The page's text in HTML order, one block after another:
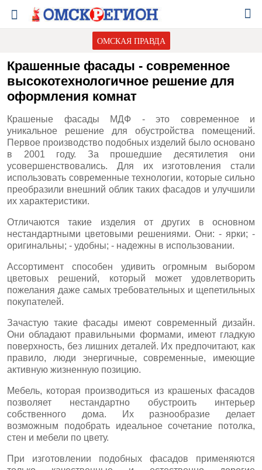
ОМСКАЯ ПРАВДА
Крашенные фасады - современное
высокотехнологичное решение для
оформления комнат
Крашеные фасады МДФ - это современное и
уникальное решение для обустройства помещений.
Первое производство подобных изделий было основано
в 2001 году. За прошедшие десятилетия они
усовершенствовались. Для их изготовления стали
использовать современные технологии, которые сильно
преобразили внешний облик таких фасадов и улучшили
их характеристики.
Отличаются такие изделия от других в основном
нестандартными цветовыми решениями. Они: - ярки; -
оригинальны; - удобны; - надежны в использовании.
Ассортимент способен удивить огромным выбором
цветовых решений, который может удовлетворить
пожелания даже самых требовательных и щепетильных
покупателей.
Зачастую такие фасады имеют современный дизайн.
Они обладают правильными формами, имеют гладкую
поверхность, без лишних деталей. Их предпочитают, как
правило, люди энергичные, современные, имеющие
активную жизненную позицию.
Мебель, которая производиться из крашеных фасадов
позволяет нестандартно обустроить интерьер
собственного дома. Их разнообразие делает
возможным подобрать идеальное сочетание потолка,
стен и мебели по цвету.
При изготовлении подобных фасадов применяются